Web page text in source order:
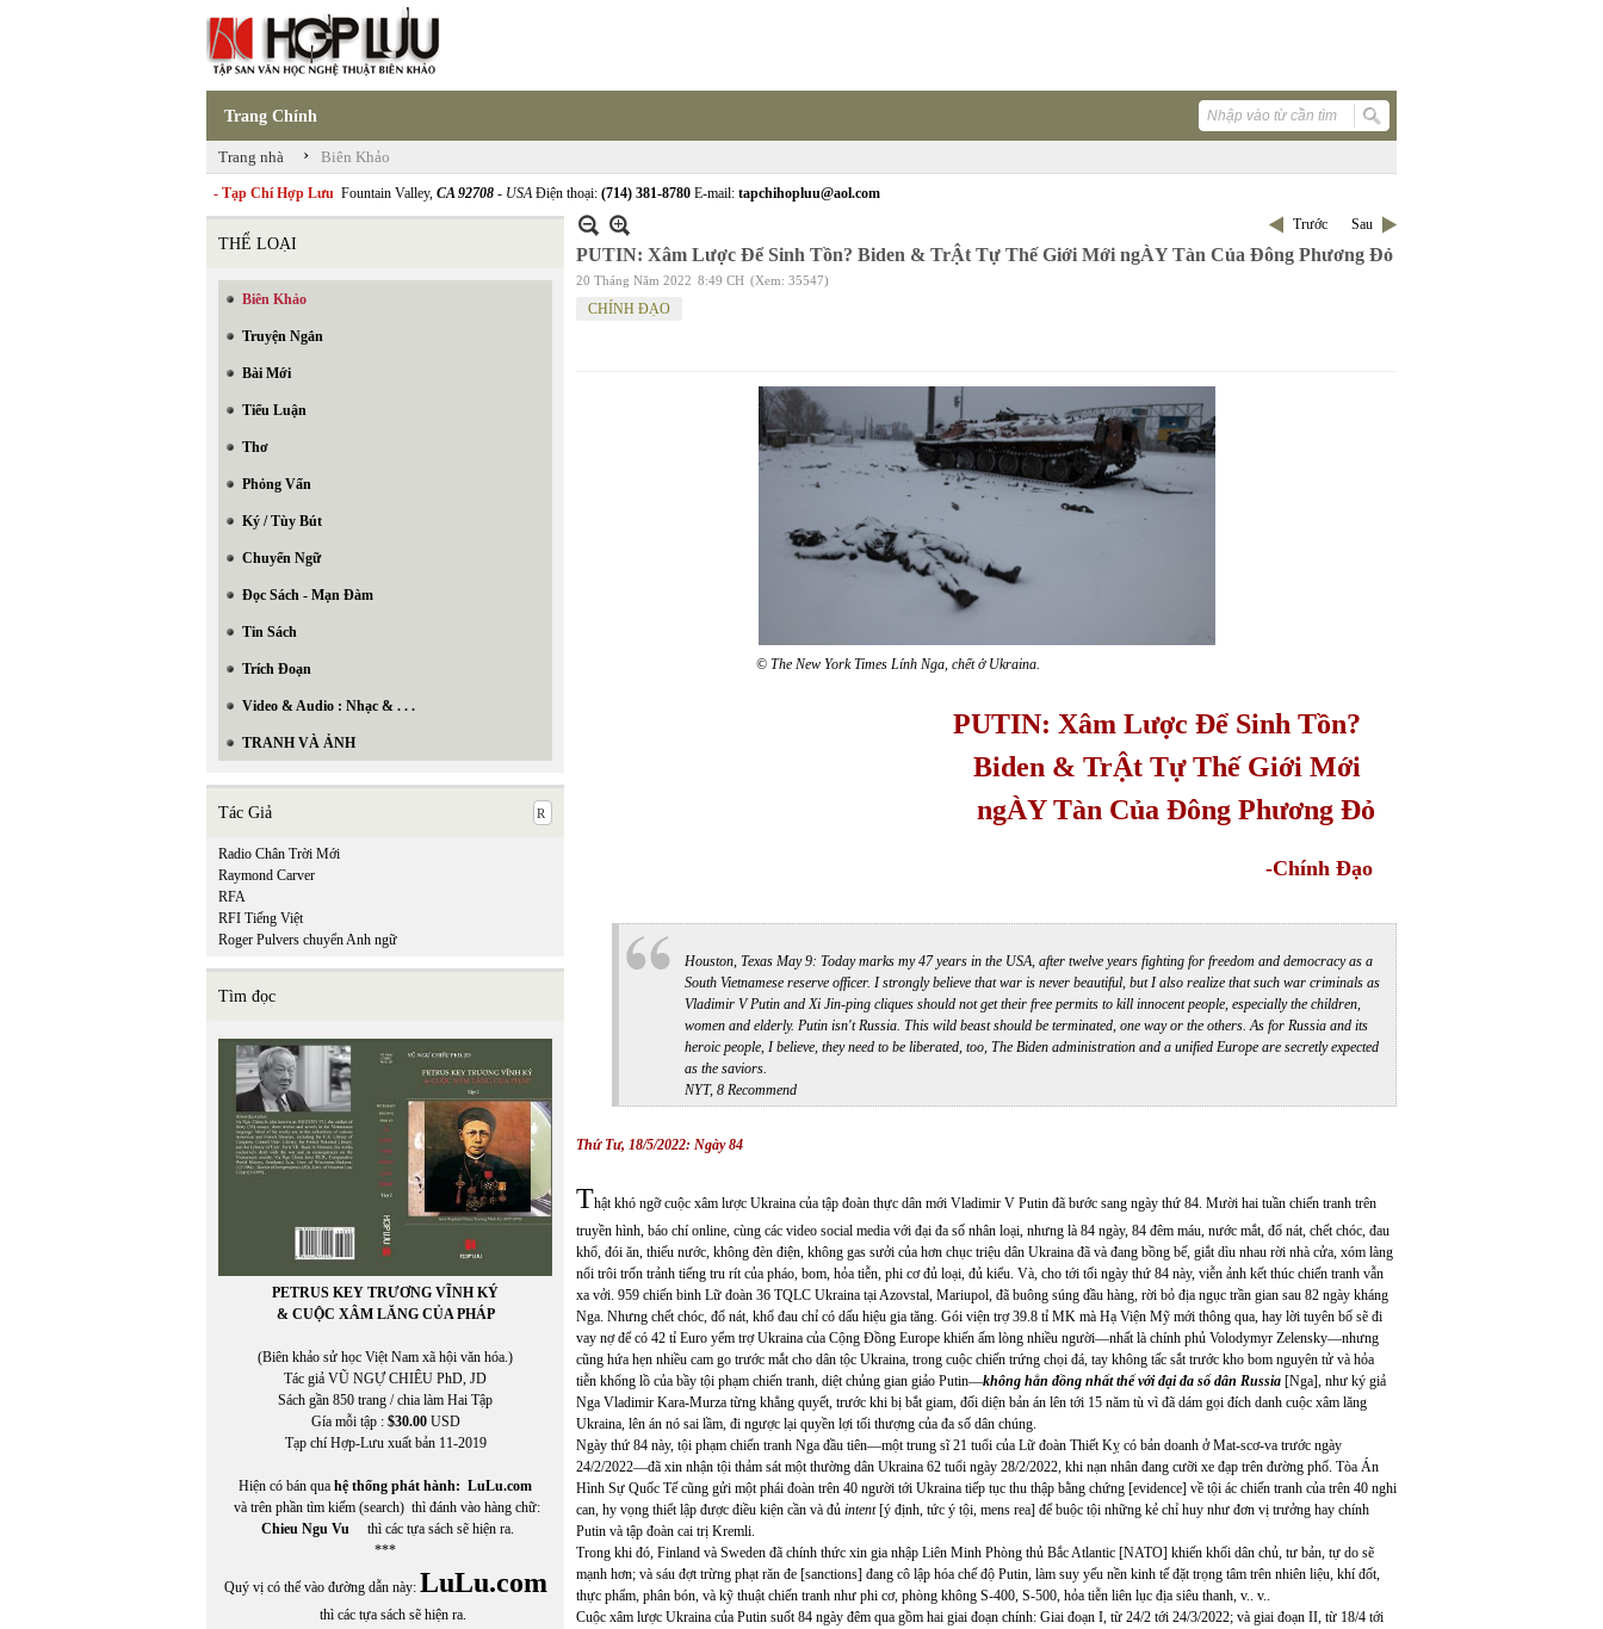
Trang Chính
Trang nhà › Biên Khảo
- Tạp Chí Hợp Lưu Fountain Valley, CA 92708 - USAĐiện thoại: (714) 381-8780 E-mail: tapchihopluu@aol.com
THỂ LOẠI
Biên Khảo
Truyện Ngắn
Bài Mới
Tiểu Luận
Thơ
Phỏng Vấn
Ký / Tùy Bút
Chuyển Ngữ
Đọc Sách - Mạn Đàm
Tin Sách
Trích Đoạn
Video & Audio : Nhạc & . . .
TRANH VÀ ẢNH
Tác Giả
Radio Chân Trời Mới
Raymond Carver
RFA
RFI Tiếng Việt
Roger Pulvers chuyển Anh ngữ
Tìm đọc
PETRUS KEY TRƯƠNG VĨNH KÝ
& CUỘC XÂM LĂNG CỦA PHÁP
(Biên khảo sử học Việt Nam xã hội văn hóa.)
Tác giả VŨ NGỰ CHIÊU PhD, JD
Sách gần 850 trang / chia làm Hai Tập
Gía mỗi tập : $30.00USD
Tạp chí Hợp-Lưu xuất bản 11-2019
Hiện có bán qua hệ thống phát hành: LuLu.com
và trên phần tìm kiếm (search) thì đánh vào hàng chữ:
Chieu Ngu Vu thì các tựa sách sẽ hiện ra.
***
Quý vị có thể vào đường dẫn này: LuLu.com
thì các tựa sách sẽ hiện ra.
Trước Sau
PUTIN: Xâm Lược Để Sinh Tồn? Biden & TrẬt Tự Thế Giới Mới ngÀY Tàn Của Đông Phương Đỏ
20 Tháng Năm 2022 8:49 CH (Xem: 35547)
CHÍNH ĐẠO
© The New York TimesLính Nga, chết ở Ukraina.
PUTIN: Xâm Lược Để Sinh Tồn?
Biden & TrẬt TựThếGiới Mới
ngÀY Tàn Của Đông Phương Đỏ
-Chính Đạo
Houston, Texas May 9: Today marks my 47 years in the USA, after twelve years fighting for freedom and democracy as a
South Vietnamese reserve officer. I strongly believe that war is never beautiful, but I also realize that such war criminals as
Vladimir V Putin and Xi Jin-ping cliques should not get their free permits to kill innocent people, especially the children,
women and elderly. Putin isn't Russia. This wild beast should be terminated, one way or the others. As for Russia and its
heroic people, I believe, they need to be liberated, too, The Biden administration and a unified Europe are secretly expected
as the saviors.
NYT, 8 Recommend
Thứ Tư, 18/5/2022: Ngày 84
Thật khó ngỡ cuộc xâm lược Ukraina của tập đoàn thực dân mới Vladimir V Putin đã bước sang ngày thứ 84. Mười hai tuần chiến tranh trên
truyền hình, báo chí online, cùng các video social media với đại đa số nhân loại, nhưng là 84 ngày, 84 đêm máu, nước mắt, đổ nát, chết chóc, đau
khổ, đói ăn, thiếu nước, không đèn điện, không gas sưởi của hơn chục triệu dân Ukraina đã và đang bồng bế, giắt dìu nhau rời nhà cửa, xóm làng
nổi trôi trốn trảnh tiếng tru rít của pháo, bom, hỏa tiễn, phi cơ đủ loại, đủ kiểu. Và, cho tới tối ngày thứ 84 này, viễn ảnh kết thúc chiến tranh vẫn
xa vởi. 959 chiến binh Lữ đoàn 36 TQLC Ukraina tại Azovstal, Mariupol, đã buông súng đầu hàng, rời bỏ địa ngục trần gian sau 82 ngày kháng
Nga. Nhưng chết chóc, đổ nát, khổ đau chỉ có dấu hiệu gia tăng. Gói viện trợ 39.8 tỉ MK mà Hạ Viện Mỹ mới thông qua, hay lời tuyên bố sẽ đi
vay nợ để có 42 tỉ Euro yểm trợ Ukraina của Cộng Đồng Europe khiến ấm lòng nhiều người—nhất là chính phủ Volodymyr Zelensky—nhưng
cũng hứa hẹn nhiều cam go trước mắt cho dân tộc Ukraina, trong cuộc chiến trứng chọi đá, tay không tấc sắt trước kho bom nguyên tử và hỏa
tiễn khổng lồ của bầy tội phạm chiến tranh, diệt chủng gian giảo Putin—không hẳn đồng nhất thể với đại đa số dân Russia [Nga], như ký giả
Nga Vladimir Kara-Murza từng khẳng quyết, trước khi bị bắt giam, đối diện bản án lên tới 15 năm tù vì đã dám gọi đích danh cuộc xâm lăng
Ukraina, lên án nó sai lầm, đi ngược lại quyền lợi tối thượng của đa số dân chúng.
Ngày thứ 84 này, tội phạm chiến tranh Nga đầu tiên—một trung sĩ 21 tuổi của Lữ đoàn Thiết Kỵ có bản doanh ở Mat-scơ-va trước ngày
24/2/2022—đã xin nhận tội thảm sát một thường dân Ukraina 62 tuổi ngày 28/2/2022, khi nạn nhân đang cưỡi xe đạp trên đường phố. Tòa Án
Hình Sự Quốc Tế cũng gửi một phái đoàn trên 40 người tới Ukraina tiếp tục thu thập bằng chứng [evidence] về tội ác chiến tranh của trên 40 nghi
can, hy vọng thiểt lập được điều kiện cần và đủ intent[ý định, tức ý tội, mens rea] để buộc tội những kẻ chỉ huy như đơn vị trưởng hay chính
Putin và tập đoàn cai trị Kremli.
Trong khi đó, Finland và Sweden đã chính thức xin gia nhập Liên Minh Phòng thủ Bắc Atlantic [NATO] khiến khối dân chủ, tư bản, tự do sẽ
mạnh hơn; và sáu đợt trừng phạt răn đe [sanctions] đang cô lập hóa chế độ Putin, làm suy yếu nền kinh tế đặt trọng tâm trên nhiên liệu, khí đốt,
thực phẩm, phân bón, và kỹ thuật chiến tranh như phi cơ, phòng không S-400, S-500, hỏa tiễn liên lục địa siêu thanh, v.. v..
Cuộc xâm lược Ukraina của Putin suốt 84 ngày đêm qua gồm hai giai đoạn chính: Giai đoạn I, từ 24/2 tới 24/3/2022; và giai đoạn II, từ 18/4 tới